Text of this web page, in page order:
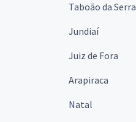
Taboão da Serra
Jundiaí
Juiz de Fora
Arapiraca
Natal